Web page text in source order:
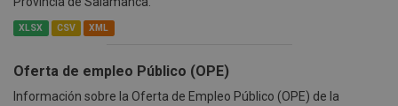
XLSX CSV XML
Oferta de empleo Público (OPE)
Información sobre la Oferta de Empleo Público (OPE) de la